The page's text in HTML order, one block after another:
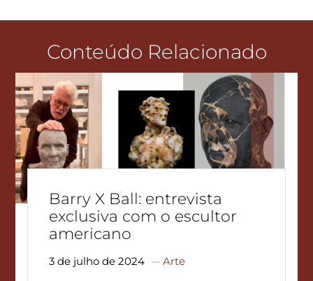
Conteúdo Relacionado
Barry X Ball: entrevista
exclusiva com o escultor
americano
3 de julho de 2024 Arte